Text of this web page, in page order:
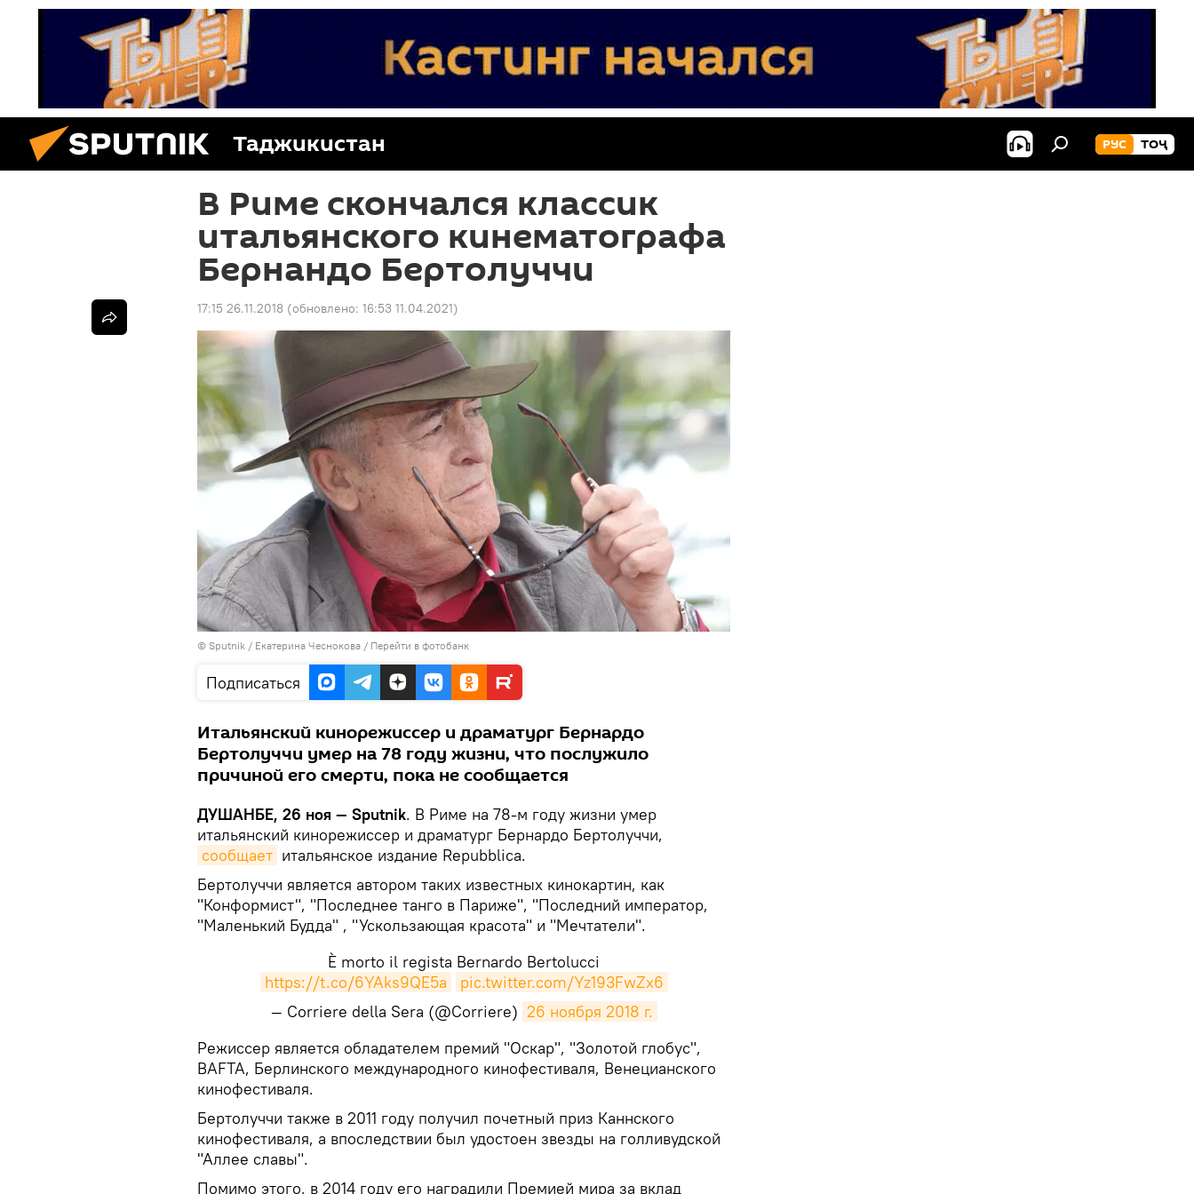
Таджикистан РУС ТОҶ
В Риме скончался классик
итальянского кинематографа
Бернандо Бертолуччи
17:15 26.11.2018 (обновлено: 16:53 11.04.2021)
© Sputnik / Екатерина Чеснокова / Перейти в фотобанк
Подписаться
Итальянский кинорежиссер и драматург Бернардо
Бертолуччи умер на 78 году жизни, что послужило
причиной его смерти, пока не сообщается
ДУШАНБЕ, 26 ноя — Sputnik. В Риме на 78-м году жизни умер
итальянский кинорежиссер и драматург Бернардо Бертолуччи,
сообщает итальянское издание Repubblica.
Бертолуччи является автором таких известных кинокартин, как
"Конформист", "Последнее танго в Париже", "Последний император,
"Маленький Будда" , "Ускользающая красота" и "Мечтатели".
È morto il regista Bernardo Bertolucci
https://t.co/6YAks9QE5a
pic.twitter.com/Yz193FwZx6
— Corriere della Sera (@Corriere) 26 ноября 2018 г.
​Режиссер является обладателем премий "Оскар", "Золотой глобус",
BAFTA, Берлинского международного кинофестиваля, Венецианского
кинофестиваля.
Бертолуччи также в 2011 году получил почетный приз Каннского
кинофестиваля, а впоследствии был удостоен звезды на голливудской
"Аллее славы".
Помимо этого, в 2014 году его наградили Премией мира за вклад